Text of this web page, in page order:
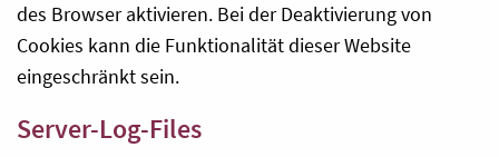
des Browser aktivieren. Bei der Deaktivierung von
Cookies kann die Funktionalität dieser Website
eingeschränkt sein.
Server-Log-Files